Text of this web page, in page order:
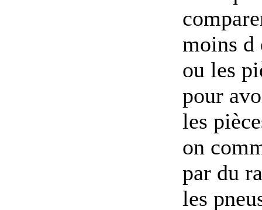
moins d
ou les
pour
les
on
par du
les